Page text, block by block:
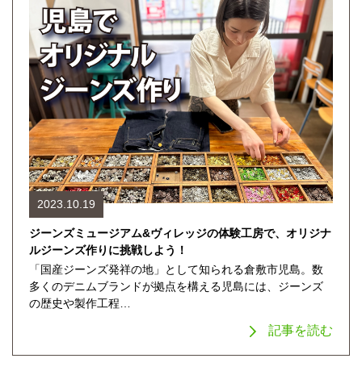
2023.10.19
ジーンズミュージアム&ヴィレッジの体験工房で、オリジナ
ルジーンズ作りに挑戦しよう！
「国産ジーンズ発祥の地」として知られる倉敷市児島。数
多くのデニムブランドが拠点を構える児島には、ジーンズ
の歴史や製作工程…
記事を読む